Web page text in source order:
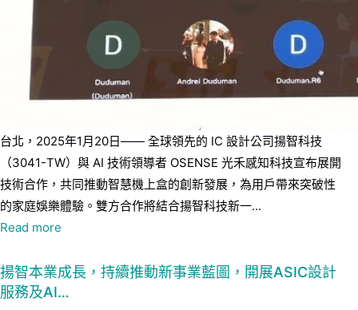
台北，2025年1月20日—— 全球領先的 IC 設計公司揚智科技
（3041-TW）與 AI 技術領導者 OSENSE 光禾感知科技宣布展開
技術合作，共同推動智慧機上盒的創新發展，為用戶帶來突破性
的家庭娛樂體驗。雙方合作將結合揚智科技新一...
Read more
揚智本業成長，持續推動新事業藍圖，開展ASIC設計
服務及AI…